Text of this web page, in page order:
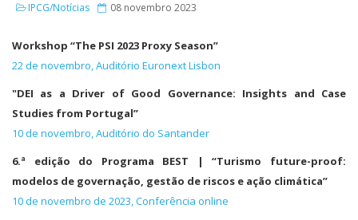
IPCG/Notícias 08 novembro 2023
Workshop “The PSI 2023 Proxy Season”
22 de novembro, Auditório Euronext Lisbon
"DEI as a Driver of Good Governance: Insights and Case
Studies from Portugal”
10 de novembro, Auditório do Santander
6.ª edição do Programa BEST | “Turismo future-proof:
modelos de governação, gestão de riscos e ação climática”
10 de novembro de 2023, Conferência online